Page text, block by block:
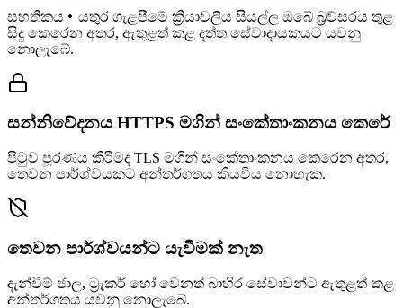
සහතිකය・යතුර ගැළපීමේ ක්‍රියාවලිය සියල්ල ඔබේ බ්‍රව්සරය තුළ
සිදු කෙරෙන අතර, ඇතුළත් කළ දත්ත සේවාදායකයට යවනු
නොලැබේ.
සන්නිවේදනය HTTPS මගින් සංකේතාංකනය කෙරේ
පිටුව පූරණය කිරීමද TLS මගින් සංකේතාංකනය කෙරෙන අතර,
තෙවන පාර්ශ්වයකට අන්තර්ගතය කියවිය නොහැක.
තෙවන පාර්ශ්වයන්ට යැවීමක් නැත
දැන්වීම් ජාල, ට්‍රැකර් හෝ වෙනත් බාහිර සේවාවන්ට ඇතුළත් කළ
අන්තර්ගතය යවනු නොලැබේ.